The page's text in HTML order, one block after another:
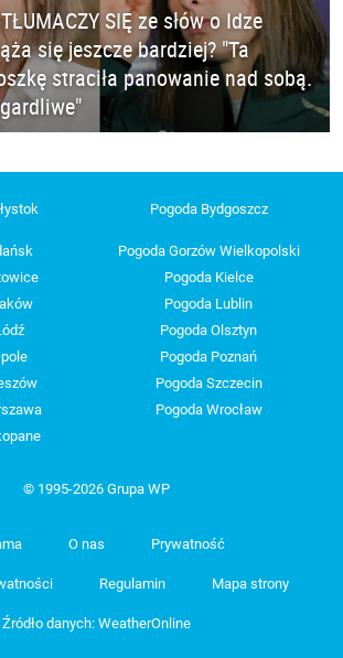
SIĘ ze słów o Idze
się jeszcze bardziej? "Ta
straciła panowanie nad sobą.
Pogoda Bydgoszcz
Pogoda Gorzów Wielkopolski
Pogoda Kielce
Pogoda Lublin
Pogoda Olsztyn
Pogoda Poznań
Pogoda Szczecin
Pogoda Wrocław
© 1995-2026 Grupa WP
O nas Prywatność
Regulamin Mapa strony
Źródło danych: WeatherOnline